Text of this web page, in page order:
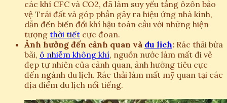
các khí CFC và CO2, đã làm suy yếu tầng ôzôn bảo
vệ Trái đất và góp phần gây ra hiệu ứng nhà kính,
dẫn đến biến đổi khí hậu toàn cầu với những hiện
tượng thời tiết cực đoan.
Ảnh hưởng đến cảnh quan và du lịch: Rác thải bừa
bãi, ô nhiễm không khí, nguồn nước làm mất đi vẻ
đẹp tự nhiên của cảnh quan, ảnh hưởng tiêu cực
đến ngành du lịch. Rác thải làm mất mỹ quan tại các
địa điểm du lịch nổi tiếng.